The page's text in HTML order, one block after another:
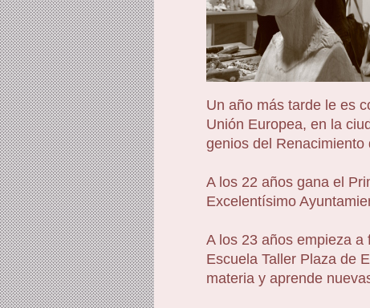
Un año más tarde le es
Unión Europea, en la
genios del Renacimiento
A los 22 años gana el
Excelentísimo
A los 23 años empieza
Escuela Taller Plaza de
materia y aprende